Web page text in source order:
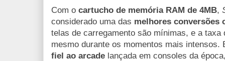
Com o cartucho de memória RAM de 4MB,
considerado uma das melhores conversões
telas de carregamento são mínimas, e a taxa
mesmo durante os momentos mais
fiel ao arcade lançada em consoles da